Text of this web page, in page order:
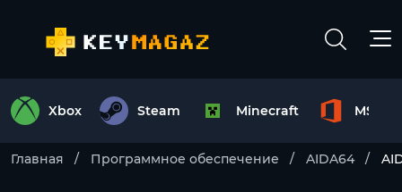
Xbox Steam Minecraft MS
Главная Программное обеспечение AIDA64